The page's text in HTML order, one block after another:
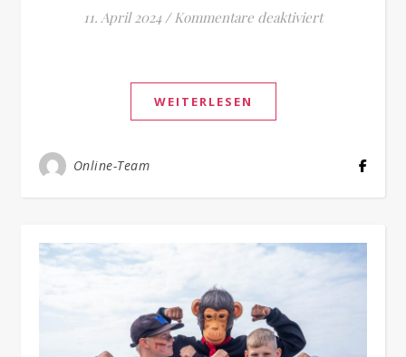
11. April 2024 / Kommentare deaktiviertfür Es geht
WEITERLESEN
Online-Team